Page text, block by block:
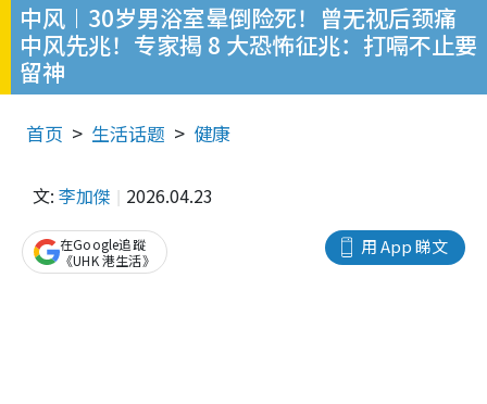
中风︱30岁男浴室晕倒险死！曾无视后颈痛
中风先兆！专家揭 8 大恐怖征兆：打嗝不止要
留神
首页 生活话题 健康
文: 李加傑 2026.04.23
用 App 睇文
在Google追蹤
《UHK 港生活》